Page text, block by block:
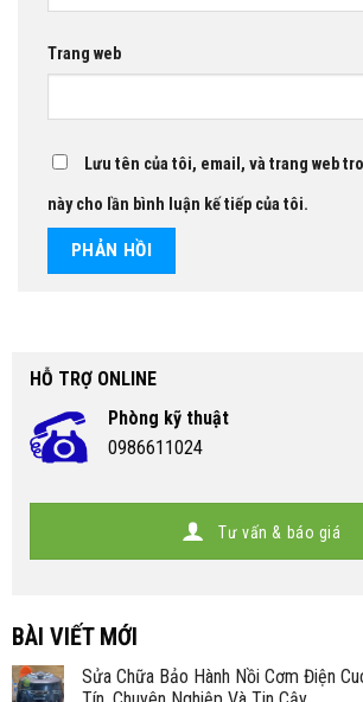
Trang web
Lưu tên của tôi, email, và trang web
này cho lần bình luận kế tiếp của tôi.
HỖ TRỢ ONLINE
Phòng kỹ thuật
0986611024
Tư vấn & báo giá
BÀI VIẾT MỚI
Sửa Chữa Bảo Hành Nồi Cơm Điện